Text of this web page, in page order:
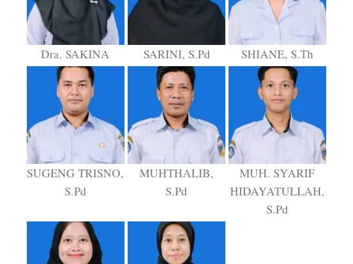
Dra. SAKINA SARINI, S.Pd SHIANE, S.Th
SUGENG TRISNO,
S.Pd
MUHTHALIB,
S.Pd
MUH. SYARIF
HIDAYATULLAH,
S.Pd